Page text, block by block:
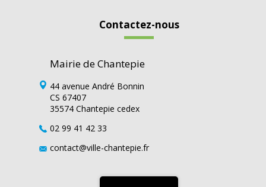
Contactez-nous
Mairie de Chantepie
44 avenue André Bonnin
CS 67407
35574 Chantepie cedex
02 99 41 42 33
contact@ville-chantepie.fr